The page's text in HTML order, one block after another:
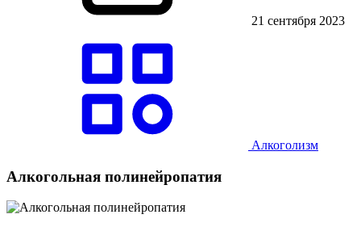
21 сентября 2023
Алкоголизм
Алкогольная полинейропатия